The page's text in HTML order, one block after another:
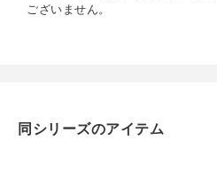
ございません。
同シリーズのアイテム